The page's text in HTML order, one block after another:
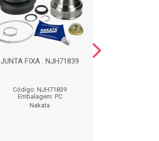
JUNTA FIXA : NJH71839
Código: NJH71839
Embalagem: PC
Nakata